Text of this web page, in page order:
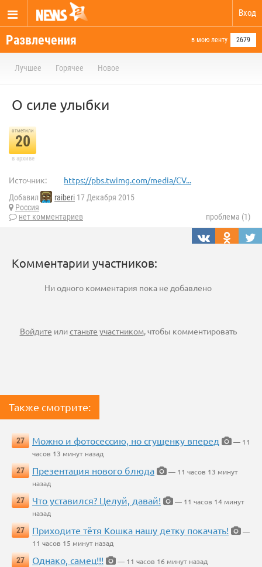
Вход
Развлечения в мою ленту 2679
Лучшее Горячее Новое
О силе улыбки
отметили
20
в архиве
Источник: https://pbs.twimg.com/media/CV...
Добавил raiberi 17 Декабря 2015
Россия
нет комментариев
проблема (1)
Комментарии участников:
Ни одного комментария пока не добавлено
Войдите илистаньте участником, чтобы комментировать
Также смотрите:
27 Можно и фотосессию, но сгущенку вперед
— 11
часов 13 минут назад
27
Презентация нового блюда
— 11 часов 13 минут
назад
27
Что уставился? Целуй, давай!
— 11 часов 14 минут
назад
27
Приходите тётя Кошка нашу детку покачать!
—
11 часов 15 минут назад
27
Однако, самец!!!
— 11 часов 16 минут назад